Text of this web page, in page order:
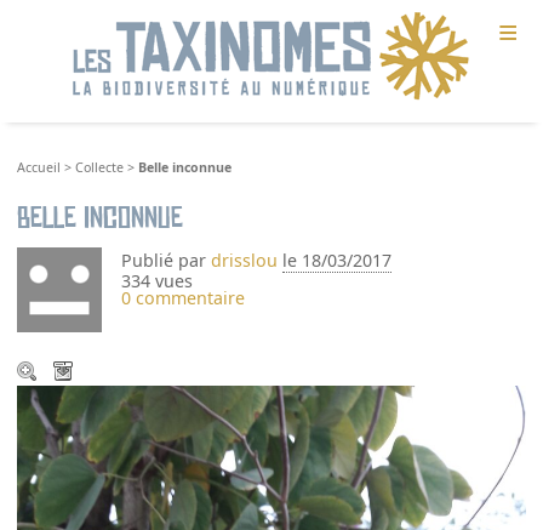
≡
Accueil >Collecte > Belle inconnue
Belle inconnue
Publié pardrisslou le 18/03/2017
334 vues
0 commentaire